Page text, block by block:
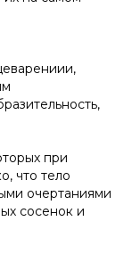
при
что тело
очертаниями
сосенок и